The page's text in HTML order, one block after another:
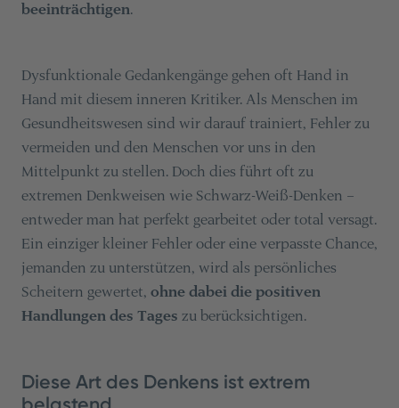
beeinträchtigen.
Dysfunktionale Gedankengänge gehen oft Hand in
Hand mit diesem inneren Kritiker. Als Menschen im
Gesundheitswesen sind wir darauf trainiert, Fehler zu
vermeiden und den Menschen vor uns in den
Mittelpunkt zu stellen. Doch dies führt oft zu
extremen Denkweisen wie Schwarz-Weiß-Denken –
entweder man hat perfekt gearbeitet oder total versagt.
Ein einziger kleiner Fehler oder eine verpasste Chance,
jemanden zu unterstützen, wird als persönliches
Scheitern gewertet, ohne dabei die positiven
Handlungen des Tages zu berücksichtigen.
Diese Art des Denkens ist extrem